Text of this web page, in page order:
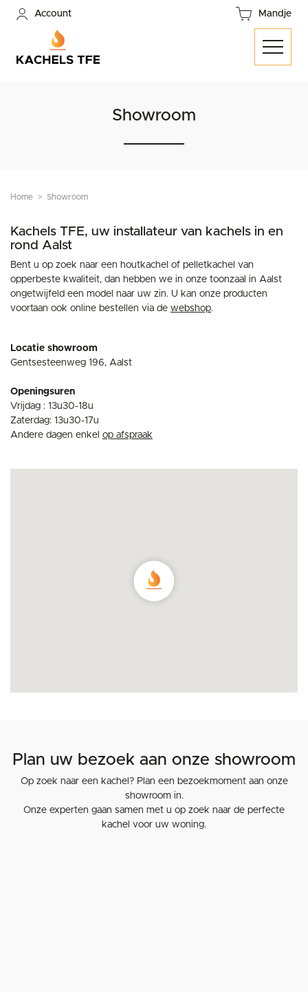
Account Mandje
Showroom
Home Showroom
Kachels TFE, uw installateur van kachels in en
rond Aalst
Bent u op zoek naar een houtkachel of pelletkachel van
opperbeste kwaliteit, dan hebben we in onze toonzaal in Aalst
ongetwijfeld een model naar uw zin. U kan onze producten
voortaan ook online bestellen via de webshop.
Locatie showroom
Gentsesteenweg 196, Aalst
Openingsuren
Vrijdag : 13u30-18u
Zaterdag: 13u30-17u
Andere dagen enkel op afspraak
Plan uw bezoek aan onze showroom
Op zoek naar een kachel? Plan een bezoekmoment aan onze
showroom in.
Onze experten gaan samen met u op zoek naar de perfecte
kachel voor uw woning.